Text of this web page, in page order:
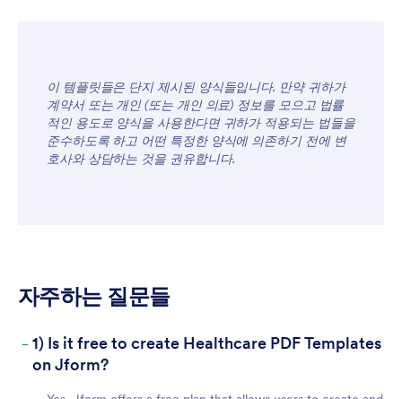
For Teams
For Customers
이 템플릿들은 단지 제시된 양식들입니다. 만약 귀하가
계약서 또는 개인 (또는 개인 의료) 정보를 모으고 법률
적인 용도로 양식을 사용한다면 귀하가 적용되는 법들을
준수하도록 하고 어떤 특정한 양식에 의존하기 전에 변
호사와 상담하는 것을 권유합니다.
자주하는 질문들
- 1) Is it free to create Healthcare PDF Templates
on Jform?